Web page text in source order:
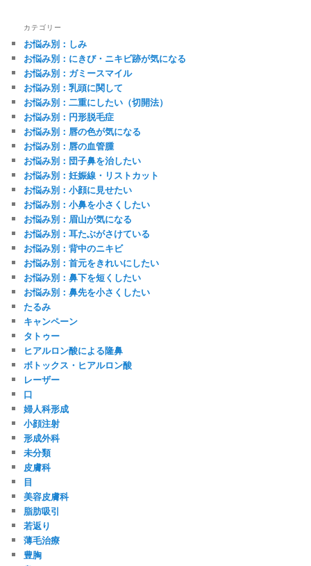
カテゴリー
お悩み別：しみ
お悩み別：にきび・ニキビ跡が気になる
お悩み別：ガミースマイル
お悩み別：乳頭に関して
お悩み別：二重にしたい（切開法）
お悩み別：円形脱毛症
お悩み別：唇の色が気になる
お悩み別：唇の血管腫
お悩み別：団子鼻を治したい
お悩み別：妊娠線・リストカット
お悩み別：小顔に見せたい
お悩み別：小鼻を小さくしたい
お悩み別：眉山が気になる
お悩み別：耳たぶがさけている
お悩み別：背中のニキビ
お悩み別：首元をきれいにしたい
お悩み別：鼻下を短くしたい
お悩み別：鼻先を小さくしたい
たるみ
キャンペーン
タトゥー
ヒアルロン酸による隆鼻
ボトックス・ヒアルロン酸
レーザー
口
婦人科形成
小顔注射
形成外科
未分類
皮膚科
目
美容皮膚科
脂肪吸引
若返り
薄毛治療
豊胸